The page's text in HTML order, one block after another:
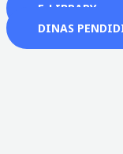
E-LIBRARY
DINAS